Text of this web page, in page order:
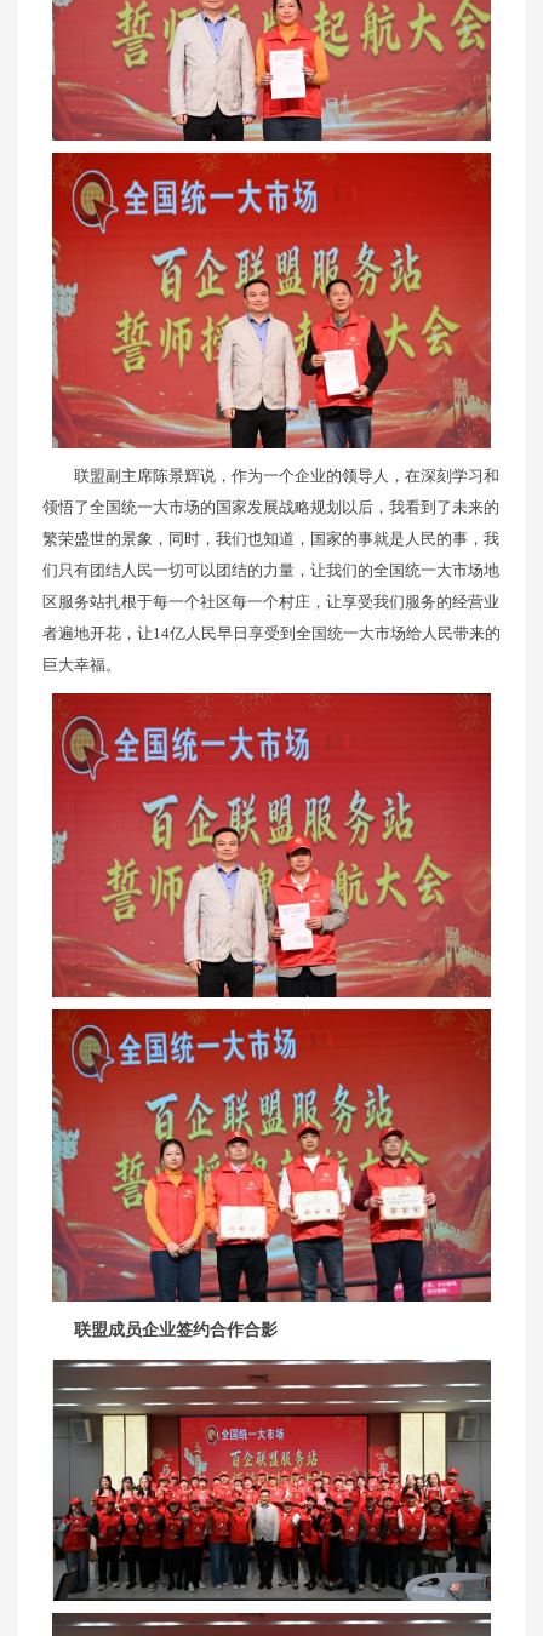
联盟副主席陈景辉说，作为一个企业的领导人，在深刻学习和
领悟了全国统一大市场的国家发展战略规划以后，我看到了未来的
繁荣盛世的景象，同时，我们也知道，国家的事就是人民的事，我
们只有团结人民一切可以团结的力量，让我们的全国统一大市场地
区服务站扎根于每一个社区每一个村庄，让享受我们服务的经营业
者遍地开花，让14亿人民早日享受到全国统一大市场给人民带来的
巨大幸福。
联盟成员企业签约合作合影